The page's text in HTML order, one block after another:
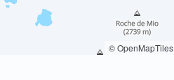
© OpenMapTiles